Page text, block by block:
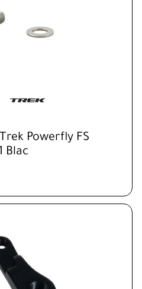
Powerfly FS
Blac